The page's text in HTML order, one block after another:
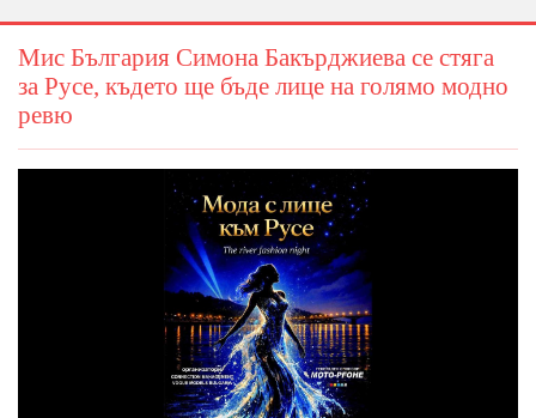
Мис България Симона Бакърджиева се стяга
за Русе, където ще бъде лице на голямо модно
ревю